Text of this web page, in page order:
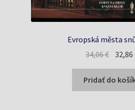
Evropská města
34,06€
cena
bola:
34,06 €.
32,86
Pridať do